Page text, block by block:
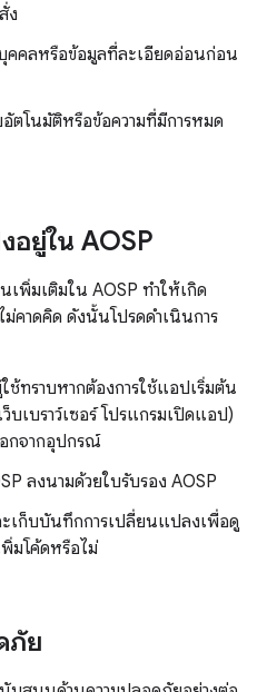
ง
คคลหรือข้อมูลที่ละเอียดอ่อนก่อน
อัตโนมัติหรือข้อความที่มีการหมด
อยู่ใน AOSP
เพิ่มเติมใน AOSP ทำให้เกิด
คาดคิด ดังนั้นโปรดดำเนินการ
ช้ทราบหากต้องการใช้แอปเริ่มต้น
บเบราว์เซอร์ โปรแกรมเปิดแอป)
กจากอุปกรณ์
ลงนามด้วยใบรับรอง AOSP
เก็บบันทึกการเปลี่ยนแปลงเพื่อดู
พิ่มโค้ดหรือไม่
ภัย